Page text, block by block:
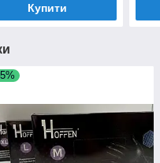
Купити